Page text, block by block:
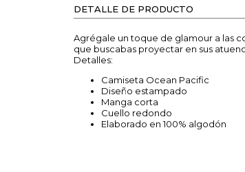
DETALLE DE PRODUCTO
Agrégale un toque de glamour a las
que buscabas proyectar en sus
Detalles:
Camiseta Ocean Pacific
Diseño estampado
Manga corta
Cuello redondo
Elaborado en 100% algodón